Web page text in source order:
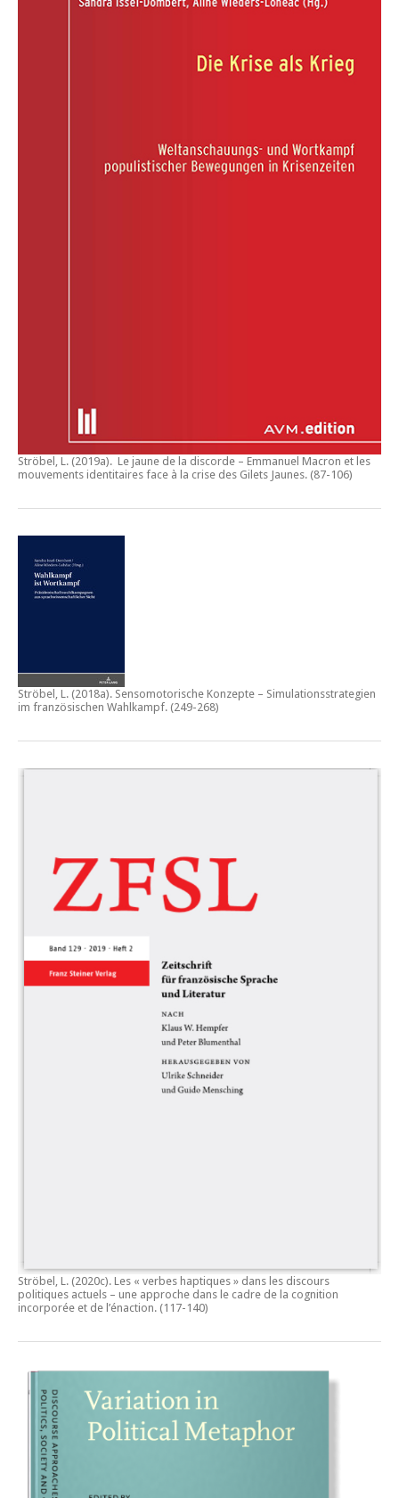
Ströbel, L. (2019a). Le jaune de la discorde – Emmanuel Macron et les
mouvements identitaires face à la crise des Gilets Jaunes. (87-106)
Ströbel, L. (2018a). Sensomotorische Konzepte – Simulationsstrategien
im französischen Wahlkampf. (249-268)
Ströbel, L. (2020c). Les « verbes haptiques » dans les discours
politiques actuels – une approche dans le cadre de la cognition
incorporée et de l’énaction. (117-140)